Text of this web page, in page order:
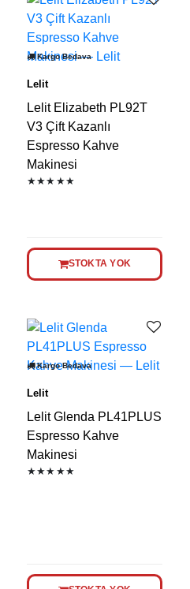
Kargo Bedava
Lelit
Lelit Elizabeth PL92T
V3 Çift Kazanlı
Espresso Kahve
Makinesi
★★★★★
STOKTA YOK
Kargo Bedava
Lelit
Lelit Glenda PL41PLUS
Espresso Kahve
Makinesi
★★★★★